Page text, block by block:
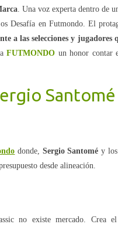
. Una voz experta dentro de
Desafía en Futmondo. El
a las selecciones y jugadores
FUTMONDO un honor contar
donde, Sergio Santomé y los
desde alineación.
no existe mercado. Crea